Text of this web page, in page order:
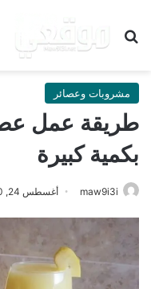
بحث عن
مشروبات وعصائر
طريقة عمل
بكمية كبيرة
maw9i3i أغسطس 24, 2020